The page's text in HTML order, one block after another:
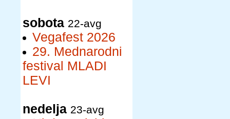
sobota 22-avg
Vegafest 2026
29. Mednarodni
festival MLADI
LEVI
nedelja 23-avg